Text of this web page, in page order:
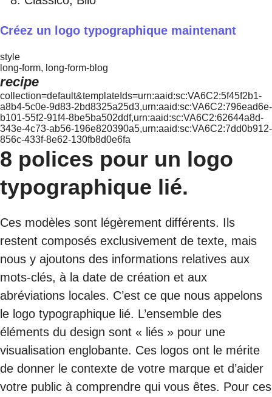
Créez un logo typographique maintenant
style
long-form, long-form-blog
recipe
collection=default&templateIds=urn:aaid:sc:VA6C2:5f45f2b1-
a8b4-5c0e-9d83-2bd8325a25d3,urn:aaid:sc:VA6C2:796ead6e-
b101-55f2-91f4-8be5ba502ddf,urn:aaid:sc:VA6C2:62644a8d-
343e-4c73-ab56-196e820390a5,urn:aaid:sc:VA6C2:7dd0b912-
856c-433f-8e62-130fb8d0e6fa
8 polices pour un logo
typographique lié.
Ces modèles sont légèrement différents. Ils
restent composés exclusivement de texte, mais
nous y ajoutons des informations relatives aux
mots-clés, à la date de création et aux
abréviations locales. C’est ce que nous appelons
le logo typographique lié. L’ensemble des
éléments du design sont « liés » pour une
visualisation englobante. Ces logos ont le mérite
de donner le contexte de votre marque et d’aider
votre public à comprendre qui vous êtes. Pour ces